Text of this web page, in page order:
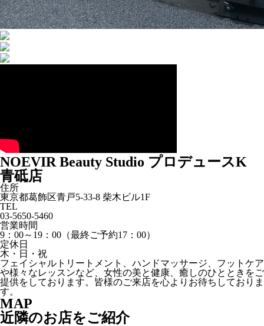
NOEVIR Beauty Studio プロデュースK
青砥店
住所
東京都葛飾区青戸5-33-8 柴木ビル1F
TEL
03-5650-5460
営業時間
9：00～19：00（最終ご予約17：00）
定休日
木・日・祝
フェイシャルトリートメント、ハンドマッサージ、フットケア
や様々なレッスンなど、女性の美と健康、癒しのひとときをご
提供をしております。皆様のご来店を心よりお待ちしておりま
す。
MAP
近隣のお店をご紹介